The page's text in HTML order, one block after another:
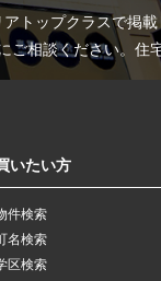
トップクラスで掲
相談ください。
いたい方
件検索
名検索
区検索